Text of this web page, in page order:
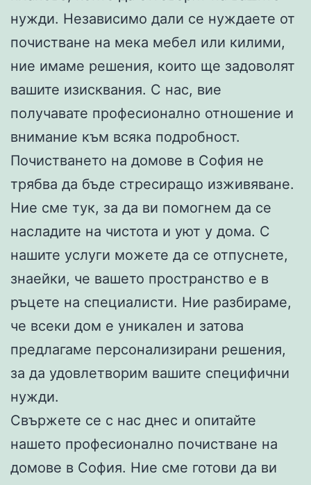
нужди. Независимо дали се нуждаете от
почистване на мека мебел или килими,
ние имаме решения, които ще задоволят
вашите изисквания. С нас, вие
получавате професионално отношение и
внимание към всяка подробност.
Почистването на домове в София не
трябва да бъде стресиращо изживяване.
Ние сме тук, за да ви помогнем да се
насладите на чистота и уют у дома. С
нашите услуги можете да се отпуснете,
знаейки, че вашето пространство е в
ръцете на специалисти. Ние разбираме,
че всеки дом е уникален и затова
предлагаме персонализирани решения,
за да удовлетворим вашите специфични
нужди.
Свържете се с нас днес и опитайте
нашето професионално почистване на
домове в София. Ние сме готови да ви